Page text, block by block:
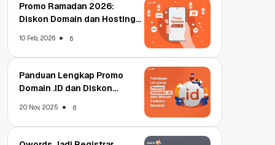
Promo Ramadan 2026:
Diskon Domain dan Hosting
10 Feb, 2026 6
Panduan Lengkap Promo
Domain .ID dan Diskon
20 Nov, 2025 6